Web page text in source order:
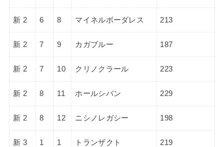
新 2 6 8 マイネルボーダレス 213
新 2 7 9 カガブルー 187
新 2 7 10 クリノクラール 223
新 2 8 11 ホールシバン 229
新 2 8 12 ニシノレガシー 198
新 3 1 1 トランザクト 219